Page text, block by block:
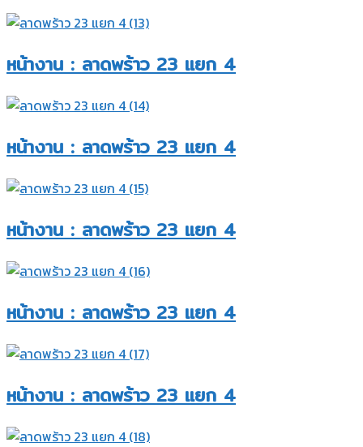
หน้างาน : ลาดพร้าว 23 แยก 4​
หน้างาน : ลาดพร้าว 23 แยก 4​
หน้างาน : ลาดพร้าว 23 แยก 4​
หน้างาน : ลาดพร้าว 23 แยก 4​
หน้างาน : ลาดพร้าว 23 แยก 4​